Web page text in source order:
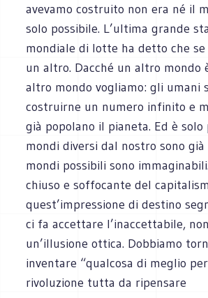
avevamo costruito non era né il
solo possibile. L’ultima grande
mondiale di lotte ha detto che
un altro. Dacché un altro mondo
altro mondo vogliamo: gli umani
costruirne un numero infinito e
già popolano il pianeta. Ed è
mondi diversi dal nostro sono
mondi possibili sono
chiuso e soffocante del
quest’impressione di destino
ci fa accettare l’inaccettabile,
un’illusione ottica. Dobbiamo
inventare “qualcosa di meglio
rivoluzione tutta da ripensare